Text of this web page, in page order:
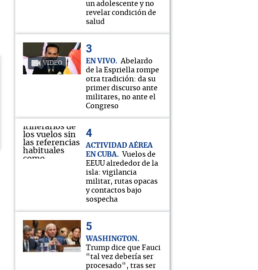
un adolescente y no
revelar condición de
salud
VIDEO EN VIVO
Abelardo
de la Espriella rompe
otra tradición: da su
primer discurso ante
militares, no ante el
Congreso
ACTIVIDAD AÉREA
EN CUBA
Vuelos de
EEUU alrededor de la
isla: vigilancia
militar, rutas opacas
y contactos bajo
sospecha
WASHINGTON
Trump dice que Fauci
"tal vez debería ser
procesado", tras ser